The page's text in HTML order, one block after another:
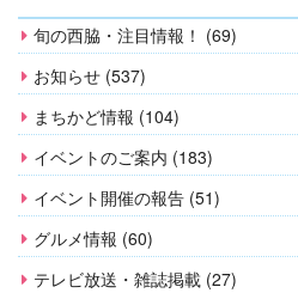
旬の西脇・注目情報！ (69)
お知らせ (537)
まちかど情報 (104)
イベントのご案内 (183)
イベント開催の報告 (51)
グルメ情報 (60)
テレビ放送・雑誌掲載 (27)